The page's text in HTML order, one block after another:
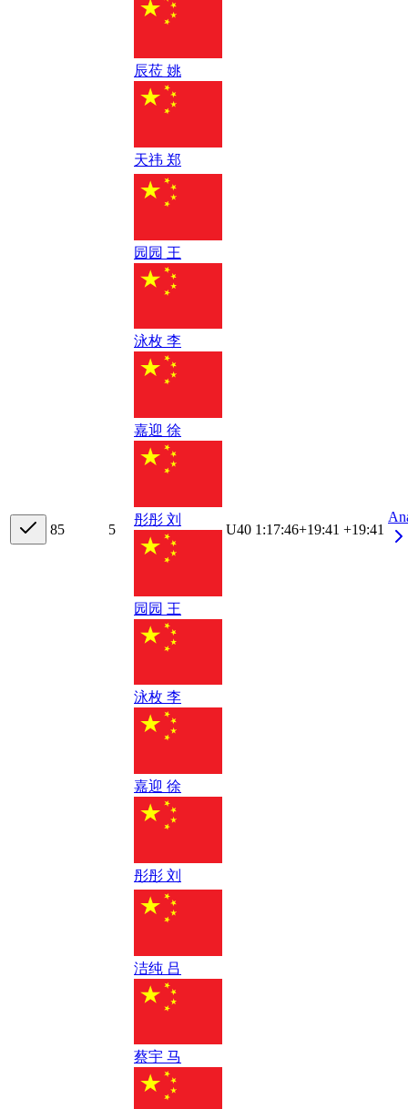
辰莅 姚
天祎 郑
85 5
园园 王
泳枚 李
嘉迎 徐
彤彤 刘
园园 王
泳枚 李
嘉迎 徐
彤彤 刘
U40 1:17:46+19:41 +19:41
洁纯 吕
蔡宇 马